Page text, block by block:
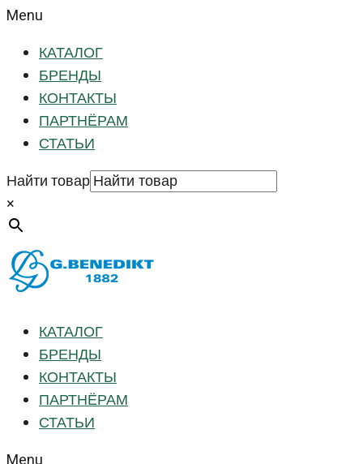
Menu
КАТАЛОГ
БРЕНДЫ
КОНТАКТЫ
ПАРТНЁРАМ
СТАТЬИ
Найти товар
×
КАТАЛОГ
БРЕНДЫ
КОНТАКТЫ
ПАРТНЁРАМ
СТАТЬИ